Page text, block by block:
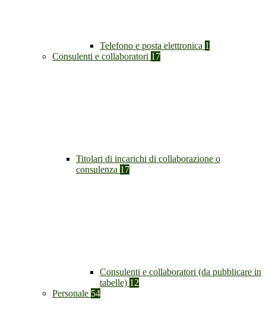
Telefono e posta elettronica 1
Consulenti e collaboratori 17
Titolari di incarichi di collaborazione o
consulenza 17
Consulenti e collaboratori (da pubblicare in
tabelle) 12
Personale 54